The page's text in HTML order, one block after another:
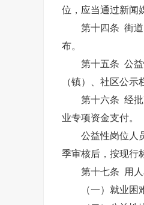
位，应当通过新闻
第十四条 街道、
布。
第十五条 公益性
（镇）、社区公
第十六条 经批准
业专项资金支付。
公益性岗位人员
季审核后，按现行
第十七条 用人
（一）就业困难